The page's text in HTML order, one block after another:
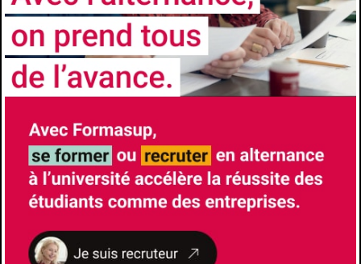
diplômés des écoles de commerce
Comment candidater
https://univ-cotedazur.fr/formation/offre-de-
formation/master-aled-parcours-
administration-et-liquidation-des-
Les avantages de l'alternance
Formation à l’école et formation chez
l’employeur- Insertion professionnelle accrue
à l’issue du diplôme- Diplôme Universitaires
reconnus et visés par l’État